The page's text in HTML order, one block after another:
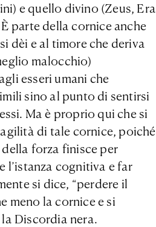
e quello divino (Zeus, Era
parte della cornice anche
dèi e al timore che deriva
malocchio)
esseri umani che
sino al punto di sentirsi
Ma è proprio qui che si
di tale cornice, poiché
forza finisce per
l’istanza cognitiva e far
si dice, “perdere il
meno la cornice e si
Discordia nera.